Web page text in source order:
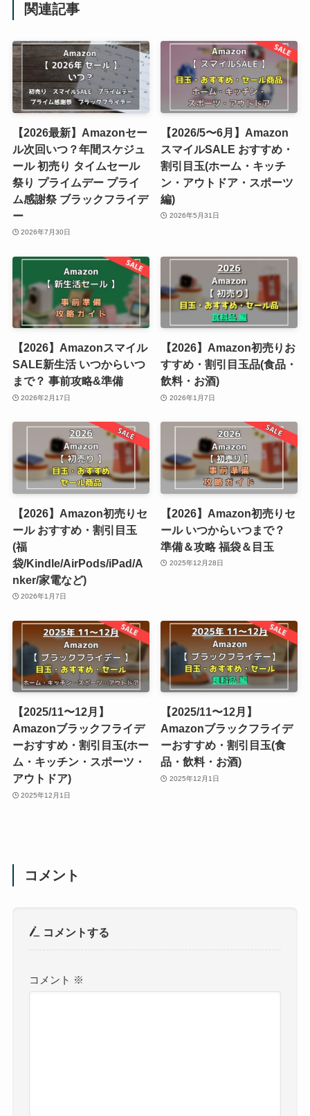
関連記事
【2026最新】Amazonセー
ル次回いつ？年間スケジュ
ール 初売り タイムセール
祭り プライムデー プライ
ム感謝祭 ブラックフライデ
ー
2026年7月30日
【2026/5〜6月】Amazon
スマイルSALE おすすめ・
割引目玉(ホーム・キッチ
ン・アウトドア・スポーツ
編)
2026年5月31日
【2026】Amazonスマイル
SALE新生活 いつからいつ
まで？ 事前攻略&準備
2026年2月17日
【2026】Amazon初売りお
すすめ・割引目玉品(食品・
飲料・お酒)
2026年1月7日
【2026】Amazon初売りセ
ール おすすめ・割引目玉
(福
袋/Kindle/AirPods/iPad/A
nker/家電など)
2026年1月7日
【2026】Amazon初売りセ
ール いつからいつまで？
準備＆攻略 福袋＆目玉
2025年12月28日
【2025/11〜12月】
Amazonブラックフライデ
ーおすすめ・割引目玉(ホー
ム・キッチン・スポーツ・
アウトドア)
2025年12月1日
【2025/11〜12月】
Amazonブラックフライデ
ーおすすめ・割引目玉(食
品・飲料・お酒)
2025年12月1日
コメント
コメントする
コメント ※